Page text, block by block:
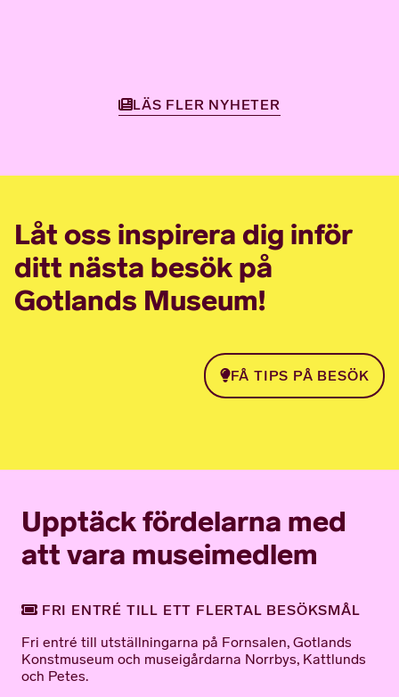
LÄS FLER NYHETER
Låt oss inspirera dig inför
ditt nästa besök på
Gotlands Museum!
FÅ TIPS PÅ BESÖK
Upptäck fördelarna med
att vara museimedlem
FRI ENTRÉ TILL ETT FLERTAL BESÖKSMÅL
Fri entré till utställningarna på Fornsalen, Gotlands
Konstmuseum och museigårdarna Norrbys, Kattlunds
och Petes.